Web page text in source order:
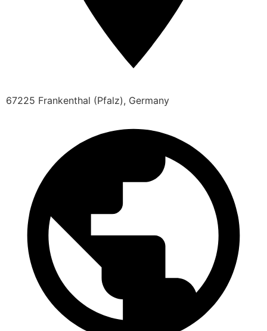
67225 Frankenthal (Pfalz), Germany